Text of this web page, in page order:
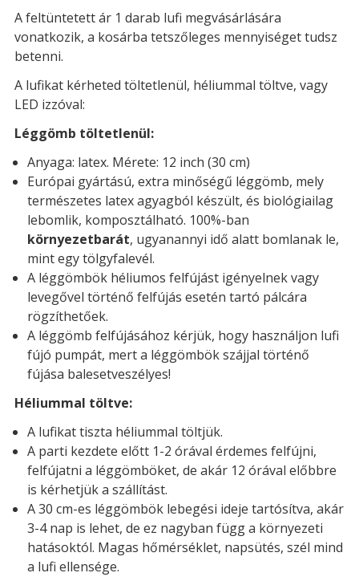
A feltüntetett ár 1 darab lufi megvásárlására
vonatkozik, a kosárba tetszőleges mennyiséget tudsz
betenni.
A lufikat kérheted töltetlenül, héliummal töltve, vagy
LED izzóval:
Léggömb töltetlenül:
Anyaga: latex. Mérete: 12 inch (30 cm)
Európai gyártású, extra minőségű léggömb, mely
természetes latex agyagból készült, és biológiailag
lebomlik, komposztálható. 100%-ban
környezetbarát, ugyanannyi idő alatt bomlanak le,
mint egy tölgyfalevél.
A léggömbök héliumos felfújást igényelnek vagy
levegővel történő felfújás esetén tartó pálcára
rögzíthetőek.
A léggömb felfújásához kérjük, hogy használjon lufi
fújó pumpát, mert a léggömbök szájjal történő
fújása balesetveszélyes!
Héliummal töltve:
A lufikat tiszta héliummal töltjük.
A parti kezdete előtt 1-2 órával érdemes felfújni,
felfújatni a léggömböket, de akár 12 órával előbbre
is kérhetjük a szállítást.
A 30 cm-es léggömbök lebegési ideje tartósítva, akár
3-4 nap is lehet, de ez nagyban függ a környezeti
hatásoktól. Magas hőmérséklet, napsütés, szél mind
a lufi ellensége.